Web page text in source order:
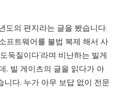
도의 편지라는 글을 봤습니다.
프트웨어를 불법 복제 해서 사
둑질이다’라며 비난하는 빌게
, 빌 게이츠의 글을 읽다가 아
니다. 누가 아무 보답 없이 전문